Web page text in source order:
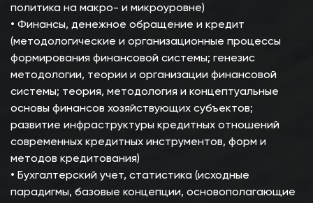
политика на макро- и микроуровне)
• Финансы, денежное обращение и кредит
(методологические и организационные процессы
формирования финансовой системы; генезис
методологии, теории и организации финансовой
системы; теория, методология и концептуальные
основы финансов хозяйствующих субъектов;
развитие инфраструктуры кредитных отношений
современных кредитных инструментов, форм и
методов кредитования)
• Бухгалтерский учет, статистика (исходные
парадигмы, базовые концепции, основополагающие